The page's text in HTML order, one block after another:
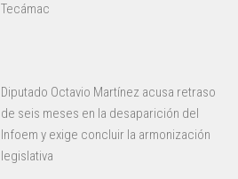
Tecámac
Diputado Octavio Martínez acusa retraso
de seis meses en la desaparición del
Infoem y exige concluir la armonización
legislativa